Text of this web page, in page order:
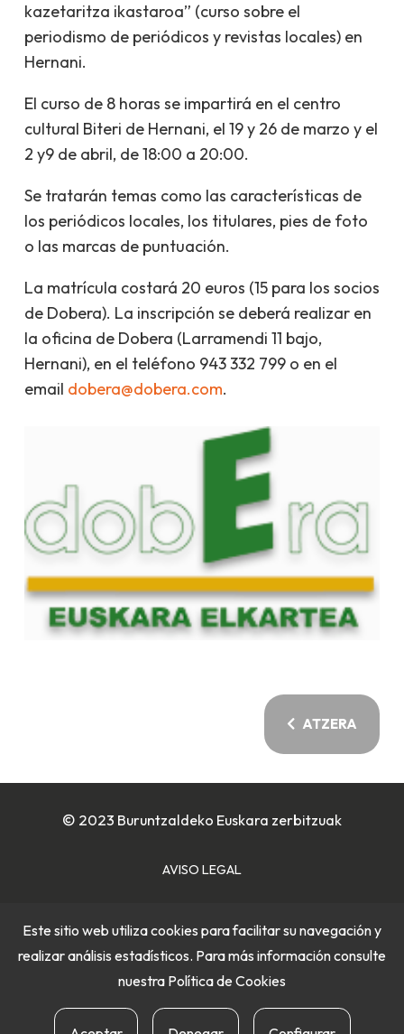
kazetaritza ikastaroa” (curso sobre el
periodismo de periódicos y revistas locales) en
Hernani.
El curso de 8 horas se impartirá en el centro
cultural Biteri de Hernani, el 19 y 26 de marzo y el
2 y9 de abril, de 18:00 a 20:00.
Se tratarán temas como las características de
los periódicos locales, los titulares, pies de foto
o las marcas de puntuación.
La matrícula costará 20 euros (15 para los socios
de Dobera). La inscripción se deberá realizar en
la oficina de Dobera (Larramendi 11 bajo,
Hernani), en el teléfono 943 332 799 o en el
email dobera@dobera.com.
ATZERA
© 2023 Buruntzaldeko Euskara zerbitzuak
AVISO LEGAL
POLÍTICA DE PRIVACIDAD
Este sitio web utiliza cookies para facilitar su navegación y
realizar análisis estadísticos. Para más información consulte
nuestra Política de Cookies